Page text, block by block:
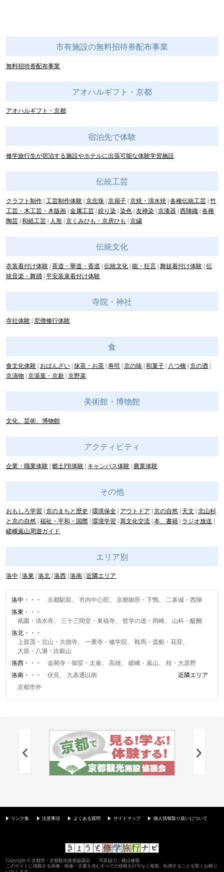
市有施設の無料招待券配布事業
無料招待券配布事業
アオハルギフト・京都
アオハルギフト・京都
宿泊先で体験
修学旅行生が宿泊する施設やホテルに出張可能な体験学習施設
伝統工芸
クラフト制作 工芸制作体験 京念珠 京扇子 京焼・清水焼 各種伝統工芸 竹
工芸・木工芸・木版画 金属工芸 絞り染 染色 友禅染 京漆器 西陣織 各種
陶芸 和紙工芸 人形 京くみひも・京房ひも 京繍
伝統文化
衣装着付け体験 茶道・華道・香道 伝統文化 能・狂言 舞妓着付け体験 伝
統音楽・舞踊 平安装束着付け体験
寺院・神社
寺社体験 尼僧修行体験
食
食文化体験 おばんざい 抹茶・お茶 寿司 京の味 和菓子 八つ橋 京の酒
京漬物
京湯葉・京麸 京野菜
美術館・博物館
文化、芸術、博物館
アクティビティ
企業・職業体験 郷土PR体験 キャンパス体験 農業体験
その他
おもしろ学習 京のまちと歴史 環境保全 アウトドア 京の自然 天文
北山杉
と京の自然 福祉・平和・国際 環境学習 異文化交流 本、書籍
ラジオ放送
嵯峨嵐山周遊ガイド
エリア別
洛中 洛東 洛北 洛西 洛南 近隣エリア
洛中 京都駅前 市内中心部 京都御所・下鴨
二条城・西陣
洛東
祇園・清水寺
三十三間堂・東福寺 哲学の道・岡崎
山科・醍醐
洛北
上賀茂・北山・大徳寺
一乗寺・修学院
鞍馬・貴船・花背
大原・八瀬・比叡山
洛西
金閣寺・御室・太秦 高雄 嵯峨・嵐山
桂・大原野
洛南
伏見 九条通以南
近隣エリア
京都市外
リンク集 注意事項 よくある質問 サイトマップ 個人情報取り扱いについて
Copyright © 京都市・京都観光推進協議会 写真協力：横山健蔵
このサイトに掲載する画像・映像・文書を含むすべての情報を許可なく複製、転用することを堅くお断り